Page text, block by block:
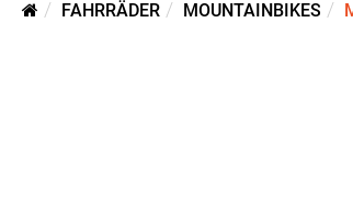
FAHRRÄDER MOUNTAINBIKES